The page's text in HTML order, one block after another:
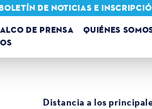
DE PRENSA
QUIÉNES
DE NOTICIAS E
Distancia a los